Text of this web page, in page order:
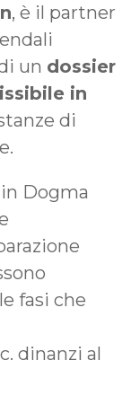
, è il partner
un dossier
in
di
Dogma
fasi che
dinanzi al